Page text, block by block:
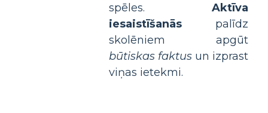
spēles. Aktīva
iesaistīšanās palīdz
skolēniem apgūt
būtiskas faktus un izprast
viņas ietekmi.